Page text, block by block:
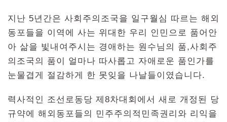
지난 5년간은 사회주의조국을 일구월심 따르는 해외
동포들을 이역에 사는 위대한 우리 인민으로 품어안
아 삶을 빛내여주시는 경애하는 원수님의 품,사회주
의조국의 품이 얼마나 따사롭고 자애로운 품인가를
눈물겹게 절감하게 한 못잊을 나날들이였습니다.
력사적인 조선로동당 제8차대회에서 새로 개정된 당
규약에 해외동포들의 민주주의적민족권리와 리익을